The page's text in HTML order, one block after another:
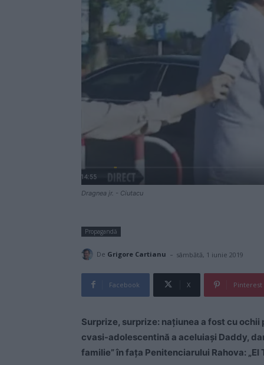
Dragnea jr. - Ciutacu
Propagandă
De Grigore Cartianu - sâmbătă, 1 iunie 2019
Facebook X Pinterest
Surprize, surprize: națiunea a fost cu
cvasi-adolescentină a aceluiași Daddy,
familie” în fața Penitenciarului Rahova: